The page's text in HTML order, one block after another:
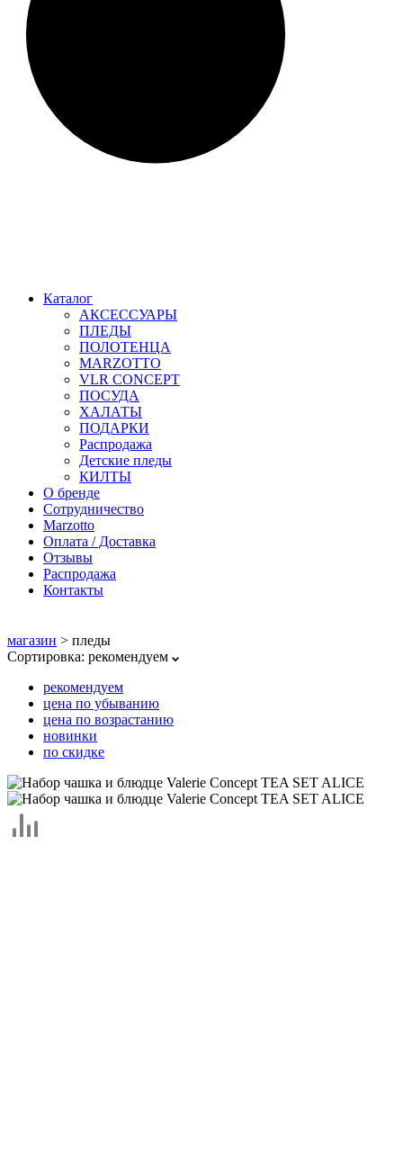
Каталог
АКСЕССУАРЫ
ПЛЕДЫ
ПОЛОТЕНЦА
MARZOTTO
VLR CONCEPT
ПОСУДА
ХАЛАТЫ
ПОДАРКИ
Распродажа
Детские пледы
КИЛТЫ
О бренде
Сотрудничество
Marzotto
Оплата / Доставка
Отзывы
Распродажа
Контакты
магазин > пледы
Сортировка: рекомендуем
рекомендуем
цена по убыванию
цена по возрастанию
новинки
по скидке